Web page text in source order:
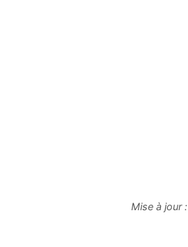
Mise à jour :